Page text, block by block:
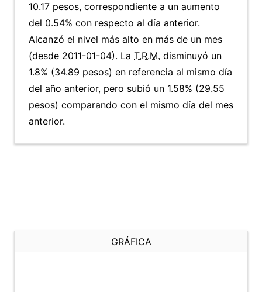
10.17 pesos, correspondiente a un aumento
del 0.54% con respecto al día anterior.
Alcanzó el nivel más alto en más de un mes
(desde 2011-01-04). La T.R.M. disminuyó un
1.8% (34.89 pesos) en referencia al mismo día
del año anterior, pero subió un 1.58% (29.55
pesos) comparando con el mismo día del mes
anterior.
GRÁFICA